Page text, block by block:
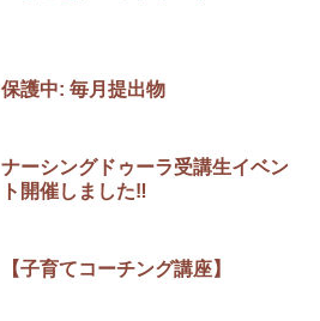
保護中: 毎月提出物
ナーシングドゥーラ受講生イベン
ト開催しました‼️
【子育てコーチング講座】